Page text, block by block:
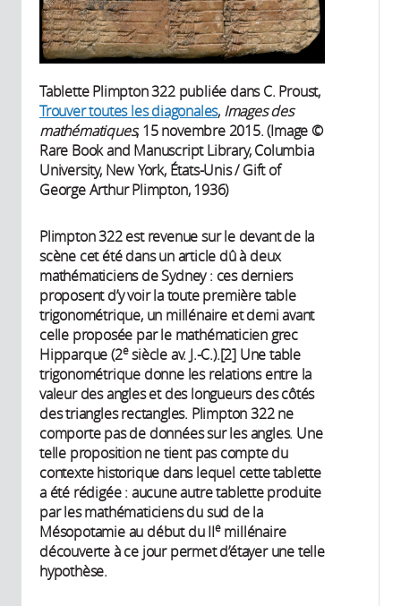
Tablette Plimpton 322 publiée dans C. Proust,
Trouver toutes les diagonales, Images des
mathématiques, 15 novembre 2015. (Image ©
Rare Book and Manuscript Library, Columbia
University, New York, États-Unis / Gift of
George Arthur Plimpton, 1936)
Plimpton 322 est revenue sur le devant de la
scène cet été dans un article dû à deux
mathématiciens de Sydney : ces derniers
proposent d’y voir la toute première table
trigonométrique, un millénaire et demi avant
celle proposée par le mathématicien grec
Hipparque (2esiècle av. J.-C.).[2] Une table
trigonométrique donne les relations entre la
valeur des angles et des longueurs des côtés
des triangles rectangles. Plimpton 322 ne
comporte pas de données sur les angles. Une
telle proposition ne tient pas compte du
contexte historique dans lequel cette tablette
a été rédigée : aucune autre tablette produite
par les mathématiciens du sud de la
Mésopotamie au début du IIemillénaire
découverte à ce jour permet d’étayer une telle
hypothèse.